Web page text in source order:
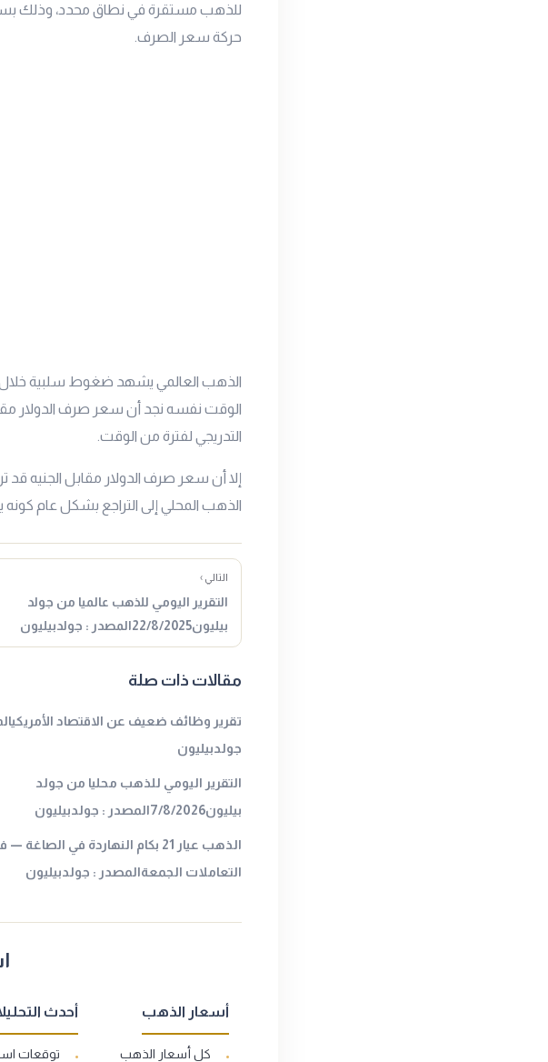
للذهب مستقرة في نطاق محدد، وذلك
حركة سعر الصرف.
الذهب العالمي يشهد ضغوط سلبية خلال
الوقت نفسه نجد أن سعر صرف الدولار
التدريجي لفترة من الوقت.
إلا أن سعر صرف الدولار مقابل الجنيه قد
الذهب المحلي إلى التراجع بشكل عام
التالي ›
التقرير اليومي للذهب عالميا من جولد
بيليون22/8/2025المصدر : جولدبيليون
مقالات ذات صلة
تقرير وظائف ضعيف عن الاقتصاد
جولدبيليون
التقرير اليومي للذهب محليا من جولد
بيليون7/8/2026المصدر : جولدبيليون
الذهب عيار 21 بكام النهاردة في الصاغة —
التعاملات الجمعةالمصدر : جولدبيليون
أسعار الذهب
كل أسعار الذهب
أحدث
توقعات